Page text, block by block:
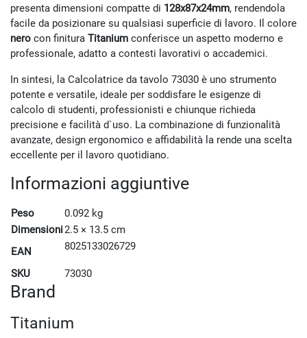
presenta dimensioni compatte di 128x87x24mm, rendendola
facile da posizionare su qualsiasi superficie di lavoro. Il colore
nero con finitura Titanium conferisce un aspetto moderno e
professionale, adatto a contesti lavorativi o accademici.
In sintesi, la Calcolatrice da tavolo 73030 è uno strumento
potente e versatile, ideale per soddisfare le esigenze di
calcolo di studenti, professionisti e chiunque richieda
precisione e facilità d`uso. La combinazione di funzionalità
avanzate, design ergonomico e affidabilità la rende una scelta
eccellente per il lavoro quotidiano.
Informazioni aggiuntive
Peso
0.092 kg
Dimensioni2.5 × 13.5 cm
EAN
8025133026729
SKU 73030
Brand
Titanium